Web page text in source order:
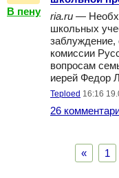
В пену
ria.ru —
школьных
заблуждение,
комиссии
вопросам
иерей Федор
Teploed 16:16
26
« 1